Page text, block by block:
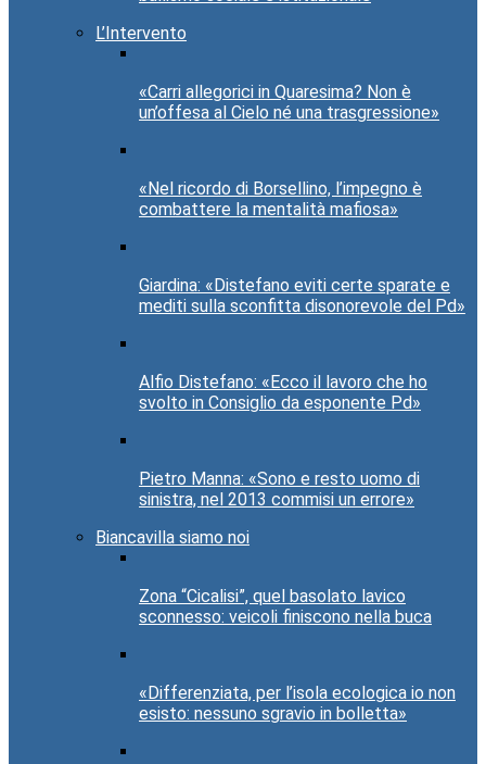
L’Intervento
«Carri allegorici in Quaresima? Non è
un’offesa al Cielo né una trasgressione»
«Nel ricordo di Borsellino, l’impegno è
combattere la mentalità mafiosa»
Giardina: «Distefano eviti certe sparate e
mediti sulla sconfitta disonorevole del Pd»
Alfio Distefano: «Ecco il lavoro che ho
svolto in Consiglio da esponente Pd»
Pietro Manna: «Sono e resto uomo di
sinistra, nel 2013 commisi un errore»
Biancavilla siamo noi
Zona “Cicalisi”, quel basolato lavico
sconnesso: veicoli finiscono nella buca
«Differenziata, per l’isola ecologica io non
esisto: nessuno sgravio in bolletta»